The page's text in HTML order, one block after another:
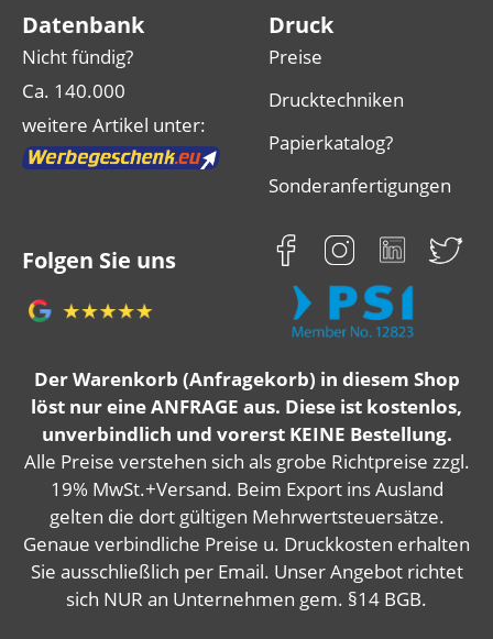
Datenbank
Nicht fündig?
Ca. 140.000
weitere Artikel unter:
Druck
Preise
Drucktechniken
Papierkatalog?
Sonderanfertigungen
Folgen Sie uns
Der Warenkorb (Anfragekorb) in diesem Shop
löst nur eine ANFRAGE aus. Diese ist kostenlos,
unverbindlich und vorerst KEINE Bestellung.
Alle Preise verstehen sich als grobe Richtpreise zzgl.
19% MwSt.+Versand. Beim Export ins Ausland
gelten die dort gültigen Mehrwertsteuersätze.
Genaue verbindliche Preise u. Druckkosten erhalten
Sie ausschließlich per Email. Unser Angebot richtet
sich NUR an Unternehmen gem. §14 BGB.